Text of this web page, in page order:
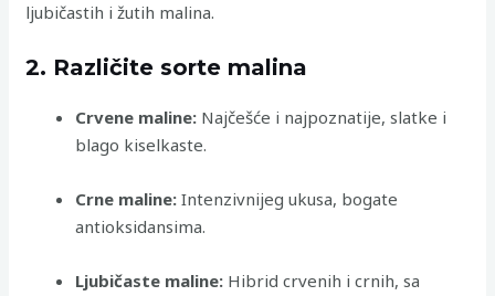
ljubičastih i žutih malina.
2. Različite sorte malina
Crvene maline: Najčešće i najpoznatije, slatke i
blago kiselkaste.
Crne maline: Intenzivnijeg ukusa, bogate
antioksidansima.
Ljubičaste maline: Hibrid crvenih i crnih, sa